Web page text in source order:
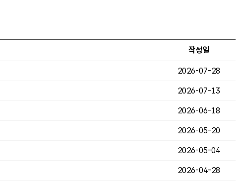
작성일
2026-07-28
2026-07-13
2026-06-18
2026-05-20
2026-05-04
2026-04-28